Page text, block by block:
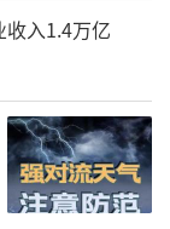
入1.4万亿